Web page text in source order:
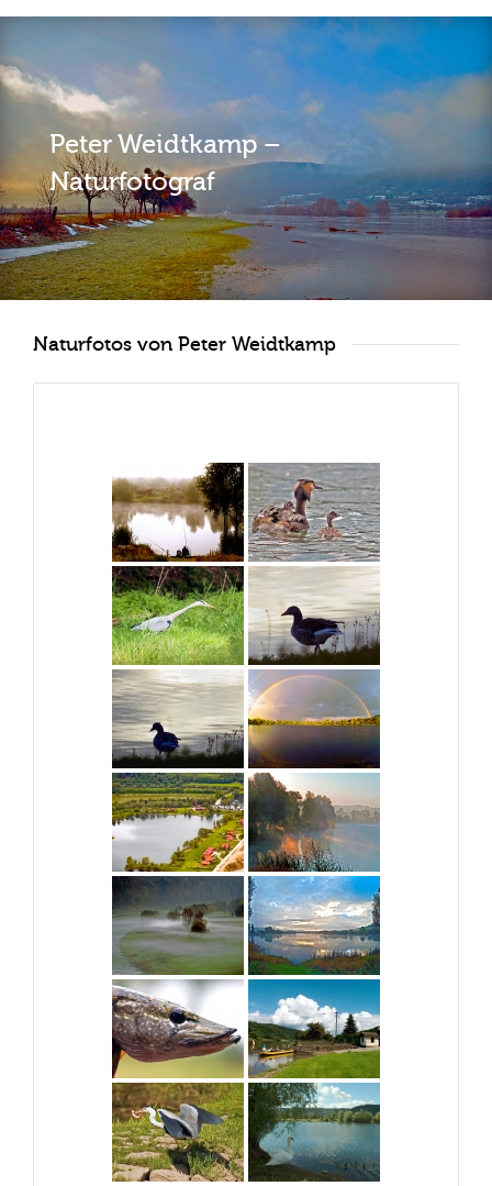
Peter Weidtkamp –
Naturfotograf
Naturfotos von Peter Weidtkamp